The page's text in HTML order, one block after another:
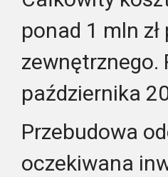
ponad 1 mln
zewnętrznego.
października
Przebudowa
oczekiwana